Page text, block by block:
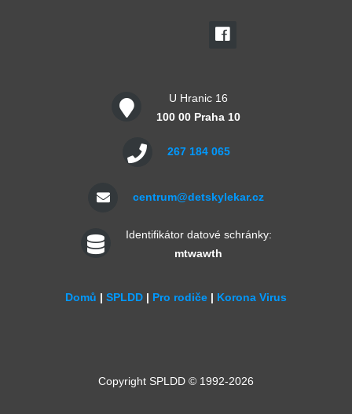
U Hranic 16
100 00 Praha 10
267 184 065
centrum@detskylekar.cz
Identifikátor datové schránky:
mtwawth
Domů | SPLDD | Pro rodiče | Korona Virus
Copyright SPLDD © 1992-2026